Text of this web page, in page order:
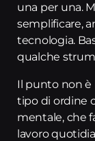
una per una.
semplificare,
tecnologia.
qualche
Il punto non è
tipo di ordine
mentale, che
lavoro